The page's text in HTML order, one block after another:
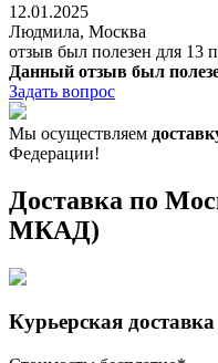
12.01.2025
Людмила, Москва
отзыв был полезен для 13
Данный отзыв был
Задать вопрос
Мы осуществляем
Федерации!
Доставка по
МКАД)
Курьерская